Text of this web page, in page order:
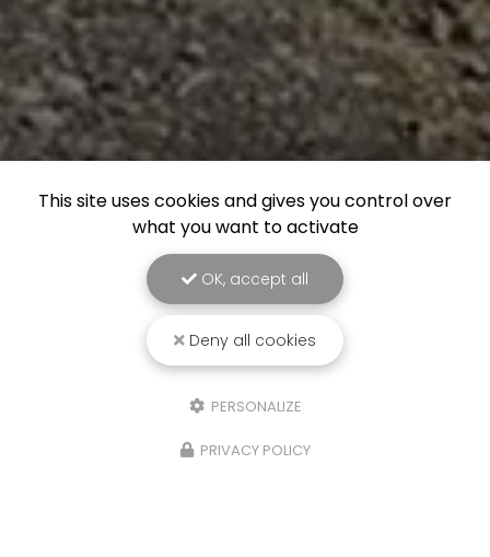
This site uses cookies and gives you control over
what you want to activate
OK, accept all
Deny all cookies
PERSONALIZE
PRIVACY POLICY